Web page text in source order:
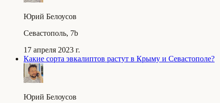
Юрий Белоусов
Севастополь, 7b
17 апреля 2023 г.
Какие сорта эвкалиптов растут в Крыму и Севастополе?
Юрий Белоусов